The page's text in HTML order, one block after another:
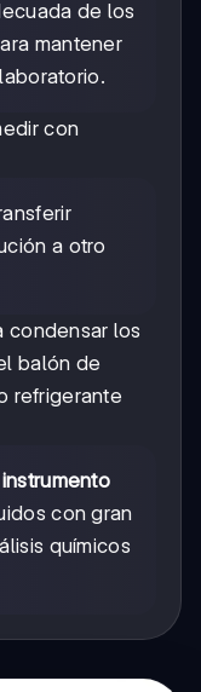
de los
mantener
con
a otro
condensar los
balón de
refrigerante
instrumento
con gran
químicos